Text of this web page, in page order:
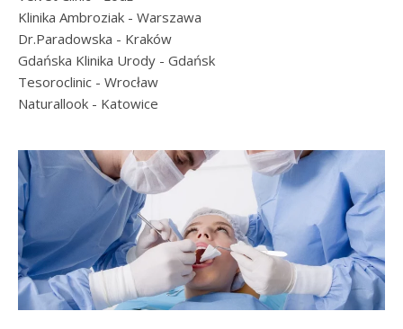
Klinika Ambroziak - Warszawa
Dr.Paradowska - Kraków
Gdańska Klinika Urody - Gdańsk
Tesoroclinic - Wrocław
Naturallook - Katowice